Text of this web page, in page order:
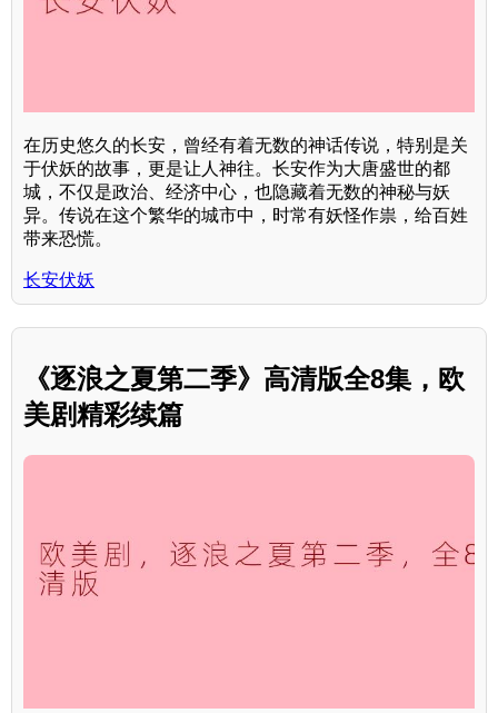
在历史悠久的长安，曾经有着无数的神话传说，特别是关
于伏妖的故事，更是让人神往。长安作为大唐盛世的都
城，不仅是政治、经济中心，也隐藏着无数的神秘与妖
异。传说在这个繁华的城市中，时常有妖怪作祟，给百姓
带来恐慌。
长安伏妖
《逐浪之夏第二季》高清版全8集，欧
美剧精彩续篇